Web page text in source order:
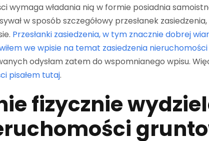
wymaga władania nią w formie posiadnia
w sposób szczegółowy przesłanek
Przesłanki zasiedzenia, w tym znacznie dobrej
we wpisie na temat zasiedzenia
odysłam zatem do wspomnianego wpisu.
pisałem tutaj.
fizycznie